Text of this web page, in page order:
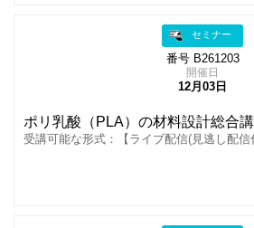
セミナー
番号 B261203
開催日
12月03日
ポリ乳酸（PLA）の材料設計総合
受講可能な形式：【ライブ配信(見逃し配信